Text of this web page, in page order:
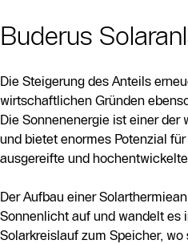
Buderus
Die Steigerung des Anteils
wirtschaftlichen Gründen
Die Sonnenenergie ist einer
und bietet enormes Potenzial
ausgereifte und
Der Aufbau einer
Sonnenlicht auf und wandelt es
Solarkreislauf zum Speicher,